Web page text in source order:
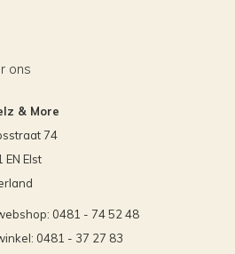
ons
& More
74
EN Elst
0481 - 74 52 48
0481 - 37 27 83